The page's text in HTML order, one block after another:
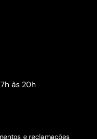
às 20h
e reclamações